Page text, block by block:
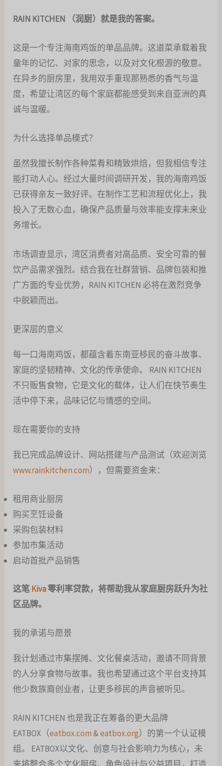
RAIN KITCHEN （润厨）就是我的答案。
这是一个专注海南鸡饭的单品品牌。这道菜承载着我
童年的记忆、对家的思念，以及对文化根源的敬意。
在异乡的厨房里，我用双手重现那熟悉的香气与温
度，希望让湾区的每个家庭都能感受到来自亚洲的真
诚与温暖。
为什么选择单品模式？
虽然我擅长制作各种菜肴和精致烘焙，但我相信专注
能打动人心。经过大量时间调研开发，我的海南鸡饭
已获得亲友一致好评。在制作工艺和流程优化上，我
投入了无数心血，确保产品质量与效率能支撑未来业
务增长。
市场调查显示，湾区消费者对高品质、安全可靠的餐
饮产品需求强烈。结合我在社群营销、品牌包装和推
广方面的专业优势，RAIN KITCHEN 必将在激烈竞争
中脱颖而出。
更深层的意义
每一口海南鸡饭，都蕴含着东南亚移民的奋斗故事、
家庭的坚韧精神、文化的传承使命。 RAIN KITCHEN
不只贩售食物，它是文化的载体，让人们在快节奏生
活中停下来，品味记忆与情感的空间。
现在需要你的支持
我已完成品牌设计、网站搭建与产品测试（欢迎浏览
www.rainkitchen.com），但需要资金来：
租用商业厨房
购买烹饪设备
采购包装材料
参加市集活动
启动首批产品销售
这笔Kiva零利率贷款，将帮助我从家庭厨房跃升为社
区品牌。
我的承诺与愿景
我计划通过市集摆摊、文化餐桌活动，邀请不同背景
的人分享食物与故事。我也希望通过这个平台支持其
他少数族裔创业者，让更多移民的声音被听见。
RAIN KITCHEN 也是我正在筹备的更大品牌
EATBOX（eatbox.com&eatbox.org）的第一个认证模
组。 EATBOX以文化、创意与社会影响力为核心，未